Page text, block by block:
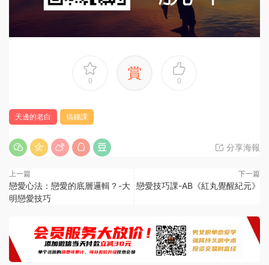
0 賞 0
天邊的老白 搞錢課
分享海報
上一篇
戀愛心法：戀愛的底層邏輯？-大
明戀愛技巧
下一篇
戀愛技巧課-AB《紅丸覺醒紀元》